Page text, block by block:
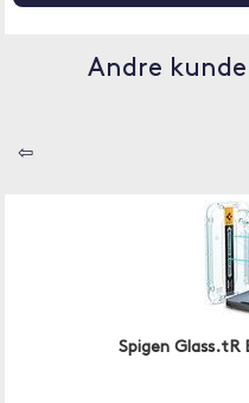
Andre
⇦
Spigen Glass.tR